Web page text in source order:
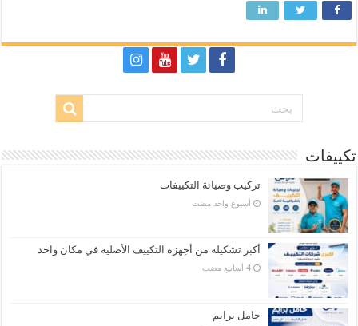
تكييفات
تركيب وصيانة التكييفات
‏أسبوع واحد مضت
أكبر تشكيلة من أجهزة التكييف الأصلية في مكان واحد
حامل برايم